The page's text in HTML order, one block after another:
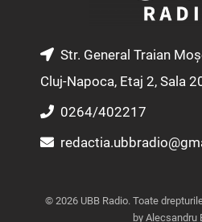
Str. General Traian
Cluj-Napoca, Etaj 2, Sala
0264/402217
© 2026 UBB Radio. Toate
by Alecsandru